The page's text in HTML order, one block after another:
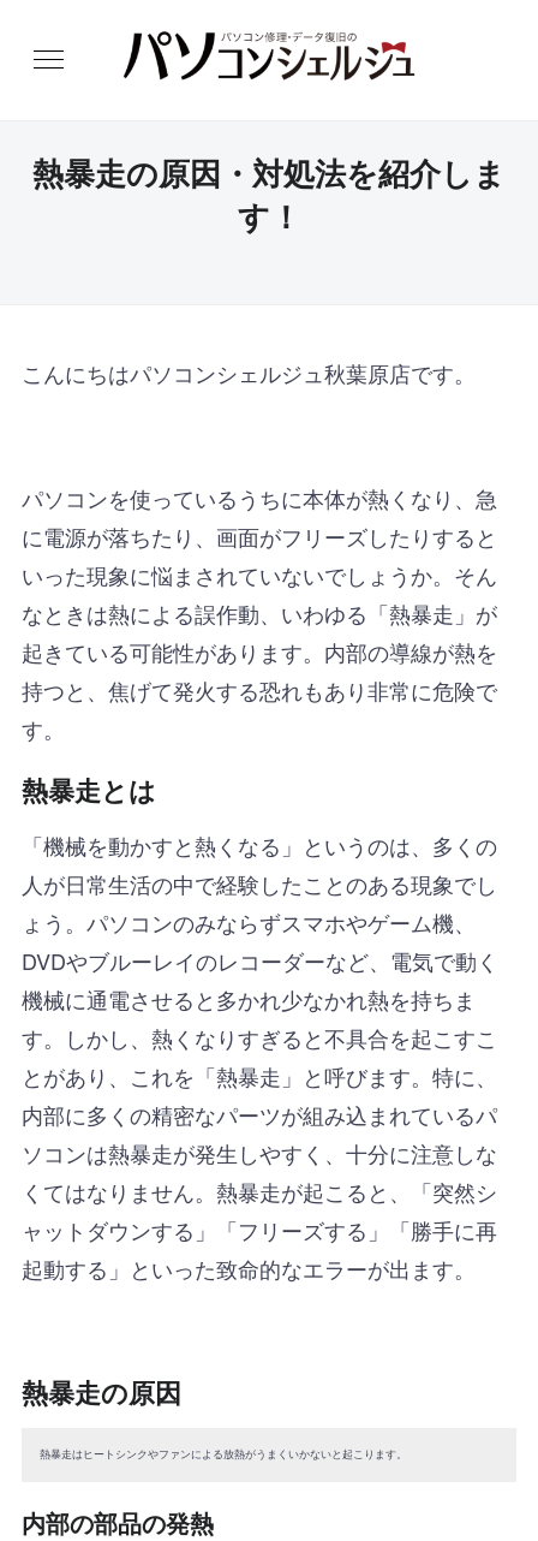
熱暴走の原因・対処法を紹介しま
す！
こんにちはパソコンシェルジュ秋葉原店です。
パソコンを使っているうちに本体が熱くなり、急
に電源が落ちたり、画面がフリーズしたりすると
いった現象に悩まされていないでしょうか。そん
なときは熱による誤作動、いわゆる「熱暴走」が
起きている可能性があります。内部の導線が熱を
持つと、焦げて発火する恐れもあり非常に危険で
す。
熱暴走とは
「機械を動かすと熱くなる」というのは、多くの
人が日常生活の中で経験したことのある現象でし
ょう。パソコンのみならずスマホやゲーム機、
DVDやブルーレイのレコーダーなど、電気で動く
機械に通電させると多かれ少なかれ熱を持ちま
す。しかし、熱くなりすぎると不具合を起こすこ
とがあり、これを「熱暴走」と呼びます。特に、
内部に多くの精密なパーツが組み込まれているパ
ソコンは熱暴走が発生しやすく、十分に注意しな
くてはなりません。熱暴走が起こると、「突然シ
ャットダウンする」「フリーズする」「勝手に再
起動する」といった致命的なエラーが出ます。
熱暴走の原因
熱暴走はヒートシンクやファンによる放熱がうまくいかないと起こります。
内部の部品の発熱